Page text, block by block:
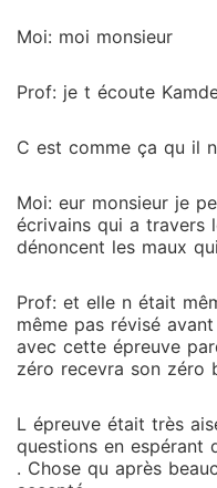
Moi: moi monsieur
Prof: je t écoute
C est comme ça qu il
Moi: eur monsieur je
écrivains qui a travers
dénoncent les maux
Prof: et elle n était
même pas révisé
avec cette épreuve
zéro recevra son zéro
L épreuve était très
questions en espérant
. Chose qu après